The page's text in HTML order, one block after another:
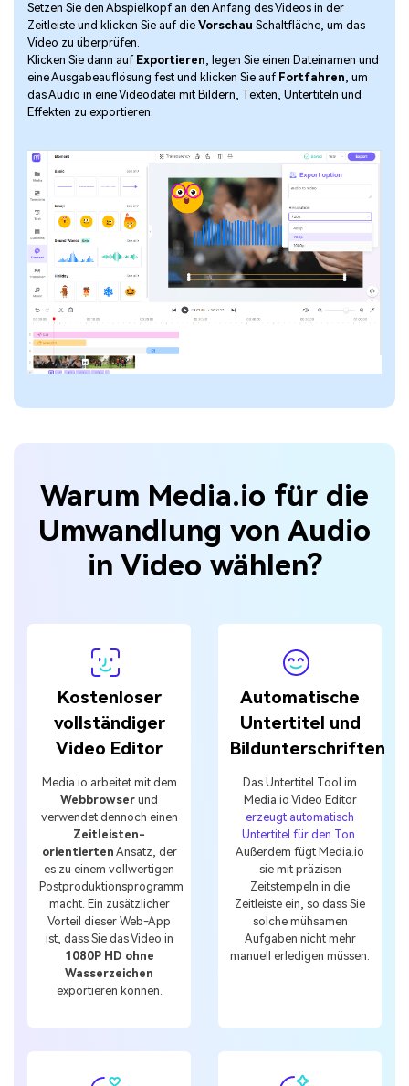
Setzen Sie den Abspielkopf an den Anfang des Videos in der
Zeitleiste und klicken Sie auf die Vorschau Schaltfläche, um das
Video zu überprüfen.
Klicken Sie dann auf Exportieren, legen Sie einen Dateinamen und
eine Ausgabeauflösung fest und klicken Sie auf Fortfahren, um
das Audio in eine Videodatei mit Bildern, Texten, Untertiteln und
Effekten zu exportieren.
Warum Media.io für die
Umwandlung von Audio
in Video wählen?
Kostenloser
vollständiger
Video Editor
Media.io arbeitet mit dem
Webbrowser und
verwendet dennoch einen
Zeitleisten-
orientierten Ansatz, der
es zu einem vollwertigen
Postproduktionsprogramm
macht. Ein zusätzlicher
Vorteil dieser Web-App
ist, dass Sie das Video in
1080P HD ohne
Wasserzeichen
exportieren können.
Automatische
Untertitel und
Bildunterschriften
Das Untertitel Tool im
Media.io Video Editor
erzeugt automatisch
Untertitel für den Ton
Außerdem fügt Media.io
sie mit präzisen
Zeitstempeln in die
Zeitleiste ein, so dass Sie
solche mühsamen
Aufgaben nicht mehr
manuell erledigen müssen.